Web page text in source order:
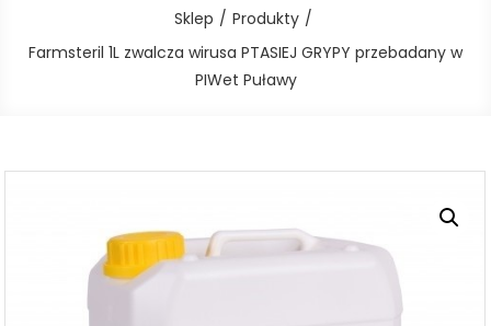
Sklep
Produkty
Farmsteril 1L zwalcza wirusa PTASIEJ GRYPY przebadany w
PIWet Puławy